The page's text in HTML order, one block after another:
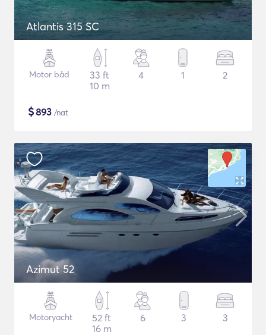
Atlantis 315 SC
Motor båd
33 ft
10 m
4 1 2
$893 /nat
Azimut 52
Motoryacht
52 ft
16 m
6 3 3